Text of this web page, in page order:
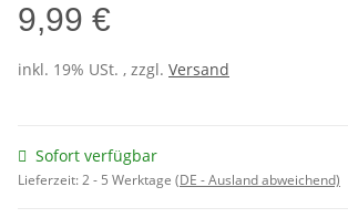
9,99 €
inkl. 19% USt. , zzgl. Versand
Sofort verfügbar
Lieferzeit:2 - 5 Werktage (DE - Ausland abweichend)